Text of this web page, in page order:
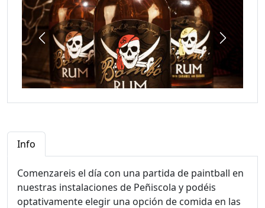
Info
Comenzareis el día con una partida de paintball en
nuestras instalaciones de Peñiscola y podéis
optativamente elegir una opción de comida en las